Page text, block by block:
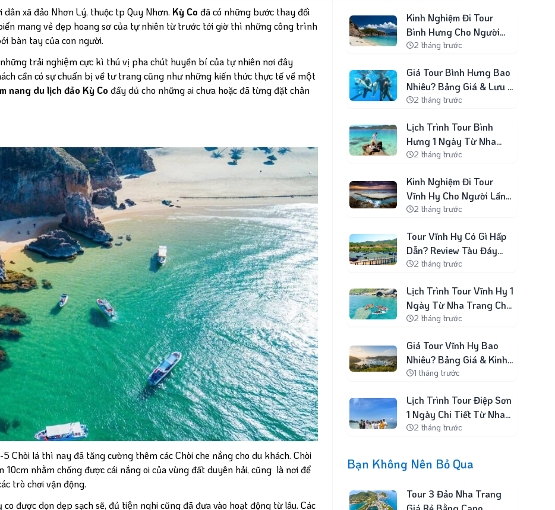
xã đảo Nhơn Lý, thuộc tp Quy Nhơn. Kỳ Co đã có những bước thay đổi
mang vẻ đẹp hoang sơ của tự nhiên từ trước tới giờ thì những công trình
bàn tay của con người.
trải nghiệm cực kì thú vị pha chút huyền bí của tự nhiên nơi đây
cần có sự chuẩn bị về tư trang cũng như những kiến thức thực tế về một
nang du lịch đảo Kỳ Co đầy dủ cho những ai chưa hoặc đã từng đặt chân
Chòi lá thì nay đã tăng cường thêm các Chòi che nắng cho du khách. Chòi
nhằm chống được cái nắng oi của vùng đất duyên hải, cũng là nơi để
trò chơi vận động.
được dọn dẹp sạch sẽ, đủ tiện nghi cũng đã đưa vào hoạt động từ lâu. Các
Kinh Nghiệm Đi Tour
Bình Hưng Cho Người
Lần Đầu
2 tháng trước
Giá Tour Bình Hưng Bao
Nhiêu? Bảng Giá & Lưu Ý
Khi Đặt
2 tháng trước
Lịch Trình Tour Bình
Hưng 1 Ngày Từ Nha
Trang Chi Tiết
2 tháng trước
Kinh Nghiệm Đi Tour
Vĩnh Hy Cho Người Lần
Đầu
2 tháng trước
Tour Vĩnh Hy Có Gì Hấp
Dẫn? Review Tàu Đáy
Kính & San Hô
2 tháng trước
Lịch Trình Tour Vĩnh Hy 1
Ngày Từ Nha Trang Chi
Tiết
2 tháng trước
Giá Tour Vĩnh Hy Bao
Nhiêu? Bảng Giá & Kinh
Nghiệm Chọn Gói
1 tháng trước
Lịch Trình Tour Điệp Sơn
1 Ngày Chi Tiết Từ Nha
Trang
2 tháng trước
Bạn Không Nên Bỏ Qua
Tour 3 Đảo Nha Trang